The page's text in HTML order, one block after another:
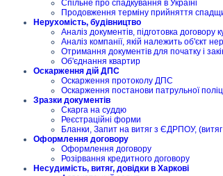
Спільне про спадкування в Україні
Продовження терміну прийняття
Нерухомість, будівництво
Аналіз документів, підготовка договору
Аналіз компанії, якій належить об'єкт
Отримання документів для початку і
Об'єднання квартир
Оскарження дій ДПС
Оскарження протоколу ДПС
Оскарження постанови патрульної
Зразки документів
Скарга на суддю
Реєстраційні форми
Бланки, Запит на витяг з ЄДРПОУ,
Оформлення договору
Оформлення договору
Розірвання кредитного договору
Несудимість, витяг, довідки в Харкові